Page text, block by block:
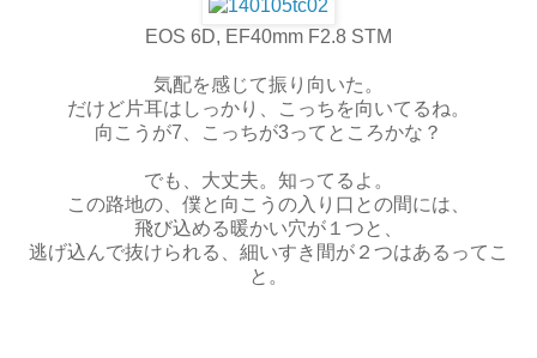
EOS 6D, EF40mm F2.8 STM
気配を感じて振り向いた。
だけど片耳はしっかり、こっちを向いてるね。
向こうが7、こっちが3ってところかな？
でも、大丈夫。知ってるよ。
この路地の、僕と向こうの入り口との間には、
飛び込める暖かい穴が１つと、
逃げ込んで抜けられる、細いすき間が２つはあるってこ
と。